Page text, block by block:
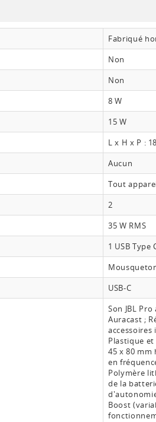
Fabriqué
Non
Non
8 W
15 W
L x H x P :
Aucun
Tout
2
35 W RMS
1 USB Type
USB-C
Son JBL
Auracast ;
accessoires
Plastique et
45 x 80
en
Polymère
de la
Boost